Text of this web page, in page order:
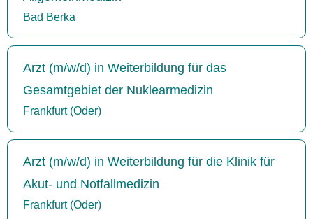
Bad Berka
Arzt (m/w/d) in Weiterbildung für das
Gesamtgebiet der Nuklearmedizin
Frankfurt (Oder)
Arzt (m/w/d) in Weiterbildung für die Klinik für
Akut- und Notfallmedizin
Frankfurt (Oder)